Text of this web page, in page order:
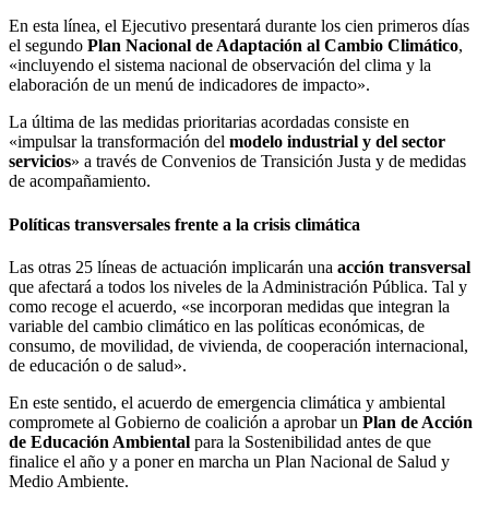
En esta línea, el Ejecutivo presentará durante los cien primeros días
el segundo Plan Nacional de Adaptación al Cambio Climático,
«incluyendo el sistema nacional de observación del clima y la
elaboración de un menú de indicadores de impacto».
La última de las medidas prioritarias acordadas consiste en
«impulsar la transformación del modelo industrial y del sector
servicios» a través de Convenios de Transición Justa y de medidas
de acompañamiento.
Políticas transversales frente a la crisis climática
Las otras 25 líneas de actuación implicarán una acción transversal
que afectará a todos los niveles de la Administración Pública. Tal y
como recoge el acuerdo, «se incorporan medidas que integran la
variable del cambio climático en las políticas económicas, de
consumo, de movilidad, de vivienda, de cooperación internacional,
de educación o de salud».
En este sentido, el acuerdo de emergencia climática y ambiental
compromete al Gobierno de coalición a aprobar un Plan de Acción
de Educación Ambiental para la Sostenibilidad antes de que
finalice el año y a poner en marcha un Plan Nacional de Salud y
Medio Ambiente.